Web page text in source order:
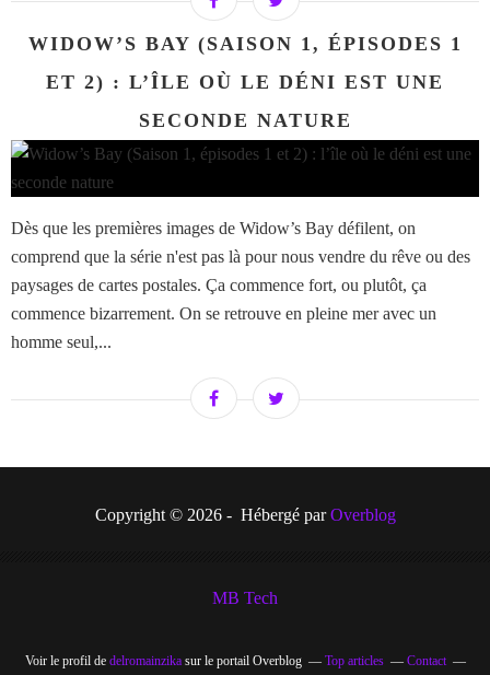
WIDOW’S BAY (SAISON 1, ÉPISODES 1
ET 2) : L’ÎLE OÙ LE DÉNI EST UNE
SECONDE NATURE
Dès que les premières images de Widow’s Bay défilent, on
comprend que la série n'est pas là pour nous vendre du rêve ou des
paysages de cartes postales. Ça commence fort, ou plutôt, ça
commence bizarrement. On se retrouve en pleine mer avec un
homme seul,...
Copyright © 2026 - Hébergé parOverblog
MB Tech
Voir le profil de delromainzikasur le portail Overblog Top articles Contact